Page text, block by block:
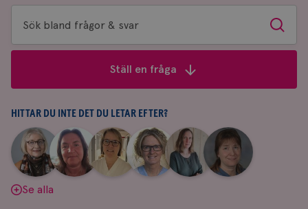
Sök
bland
&
svar
Sök
Ställ en fråga
HITTAR DU INTE DET DU LETAR EFTER?
Aina
Johnsson
|
Anne
Andersson
Fredrika
Killander
|
Jeanette
Bäcklund
|
Maria
Edegran
|
Yvette
Andersson
Se alla